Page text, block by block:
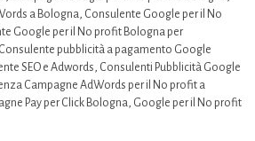
a Bologna, Consulente Google per il No
Google per il No profit Bologna per
Consulente pubblicità a pagamento Google
SEO e Adwords, Consulenti Pubblicità Google
Campagne AdWords per il No profit a
Pay per Click Bologna, Google per il No profit